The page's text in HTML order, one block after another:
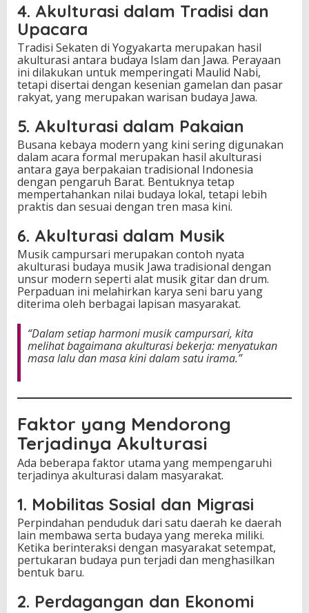
4. Akulturasi dalam Tradisi dan
Upacara
Tradisi Sekaten di Yogyakarta merupakan hasil
akulturasi antara budaya Islam dan Jawa. Perayaan
ini dilakukan untuk memperingati Maulid Nabi,
tetapi disertai dengan kesenian gamelan dan pasar
rakyat, yang merupakan warisan budaya Jawa.
5. Akulturasi dalam Pakaian
Busana kebaya modern yang kini sering digunakan
dalam acara formal merupakan hasil akulturasi
antara gaya berpakaian tradisional Indonesia
dengan pengaruh Barat. Bentuknya tetap
mempertahankan nilai budaya lokal, tetapi lebih
praktis dan sesuai dengan tren masa kini.
6. Akulturasi dalam Musik
Musik campursari merupakan contoh nyata
akulturasi budaya musik Jawa tradisional dengan
unsur modern seperti alat musik gitar dan drum.
Perpaduan ini melahirkan karya seni baru yang
diterima oleh berbagai lapisan masyarakat.
“Dalam setiap harmoni musik campursari, kita
melihat bagaimana akulturasi bekerja: menyatukan
masa lalu dan masa kini dalam satu irama.”
Faktor yang Mendorong
Terjadinya Akulturasi
Ada beberapa faktor utama yang mempengaruhi
terjadinya akulturasi dalam masyarakat.
1. Mobilitas Sosial dan Migrasi
Perpindahan penduduk dari satu daerah ke daerah
lain membawa serta budaya yang mereka miliki.
Ketika berinteraksi dengan masyarakat setempat,
pertukaran budaya pun terjadi dan menghasilkan
bentuk baru.
2. Perdagangan dan Ekonomi